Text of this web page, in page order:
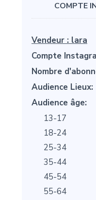
COMPTE
Vendeur : lara
Compte
Nombre
Audience Lieux:
Audience âge:
13-17
18-24
25-34
35-44
45-54
55-64